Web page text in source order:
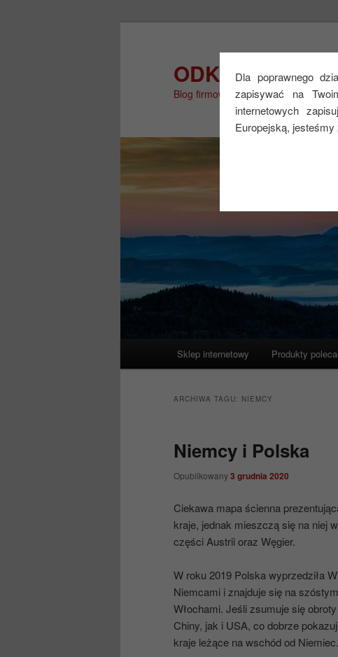
Dla poprawnego
zapisywać na
internetowych
Europejską,
ODKRYJ
Blog firmowy
Sklep internetowy Produkty
ARCHIWA TAGU: NIEMCY
Niemcy i Polska
Opublikowany3 grudnia 2020
Ciekawa mapa ścienna
kraje, jednak mieszczą się na niej
części Austrii oraz Węgier.
W roku 2019 Polska wyprzedziła
Niemcami i znajduje się na
Włochami. Jeśli zsumuje się
Chiny, jak i USA, co dobrze
kraje leżące na wschód od Niemiec.